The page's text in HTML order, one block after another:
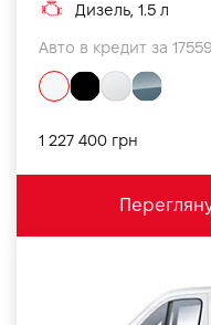
Дизель, 1.5 л
Авто в кредит за
1 227 400 грн